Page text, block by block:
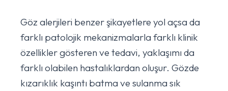
Göz alerjileri benzer şikayetlere yol açsa da
farklı patolojik mekanizmalarla farklı klinik
özellikler gösteren ve tedavi, yaklaşımı da
farklı olabilen hastalıklardan oluşur. Gözde
kızarıklık kaşıntı batma ve sulanma sık